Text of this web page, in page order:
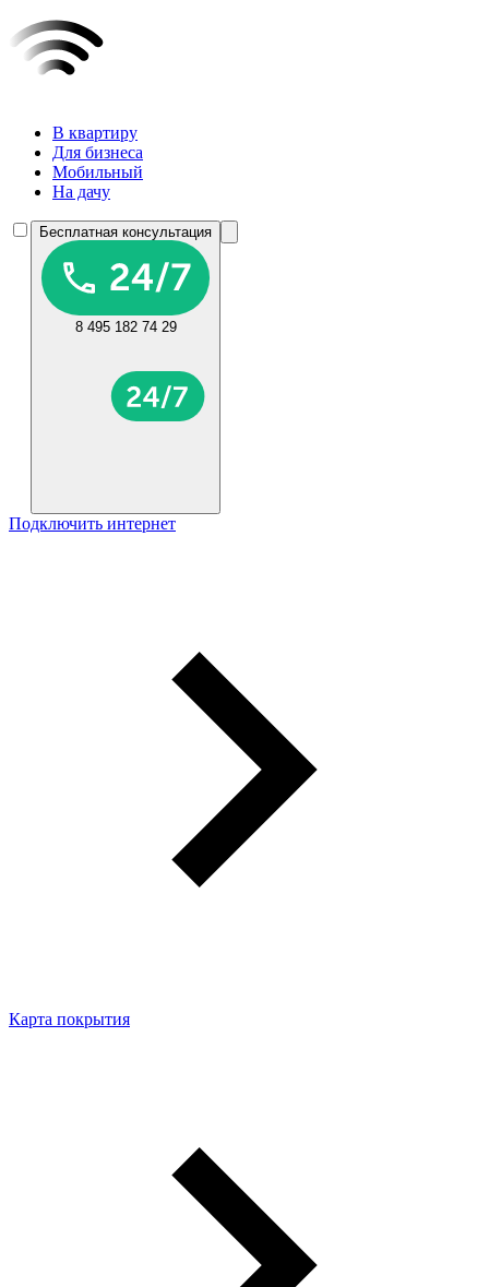
В квартиру
Для бизнеса
Мобильный
На дачу
Бесплатная консультация
8 495 182 74 29
Подключить интернет
Карта покрытия